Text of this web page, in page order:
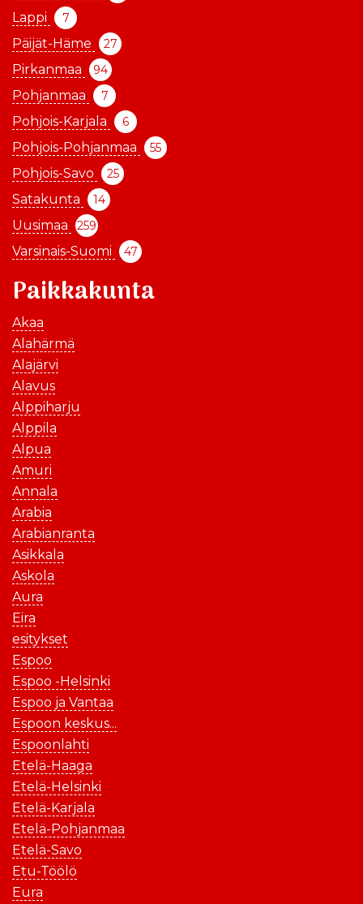
Lappi 7
Päijät-Häme 27
Pirkanmaa 94
Pohjanmaa 7
Pohjois-Karjala 6
Pohjois-Pohjanmaa 55
Pohjois-Savo 25
Satakunta 14
Uusimaa 259
Varsinais-Suomi 47
Paikkakunta
Akaa
Alahärmä
Alajärvi
Alavus
Alppiharju
Alppila
Alpua
Amuri
Annala
Arabia
Arabianranta
Asikkala
Askola
Aura
Eira
esitykset
Espoo
Espoo -Helsinki
Espoo ja Vantaa
Espoon keskus...
Espoonlahti
Etelä-Haaga
Etelä-Helsinki
Etelä-Karjala
Etelä-Pohjanmaa
Etelä-Savo
Etu-Töölö
Eura